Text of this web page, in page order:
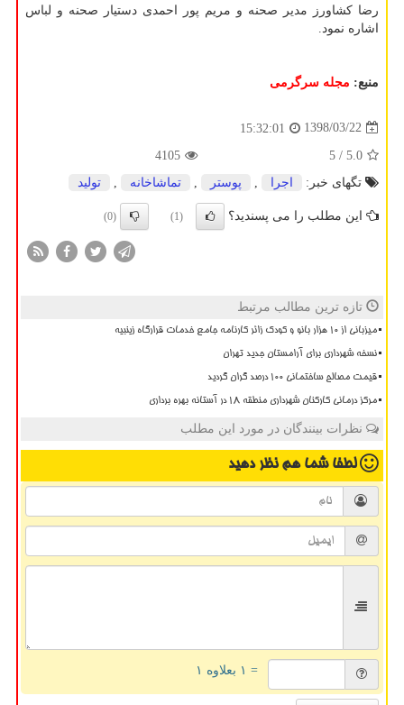
رضا كشاورز مدیر صحنه و مریم پور احمدی دستیار صحنه و لباس
اشاره نمود.
منبع: مجله سرگرمی
1398/03/22
15:32:01
5.0
/ 5
4105
تگهای خبر:
اجرا پوستر تماشاخانه تولید
این مطلب را می پسندید؟ (1)
(0)
تازه ترین مطالب مرتبط
میزبانی از ۱۰ هزار بانو و کودک زائر کارنامه جامع خدمات قرارگاه زینبیه
نسخه شهرداری برای آرامستان جدید تهران
قیمت مصالح ساختمانی ۱۰۰ درصد گران گردید
مرکز درمانی کارکنان شهرداری منطقه ۱۸ در آستانه بهره برداری
نظرات بینندگان در مورد این مطلب
لطفا شما همنظر دهید
= ۱ بعلاوه ۱